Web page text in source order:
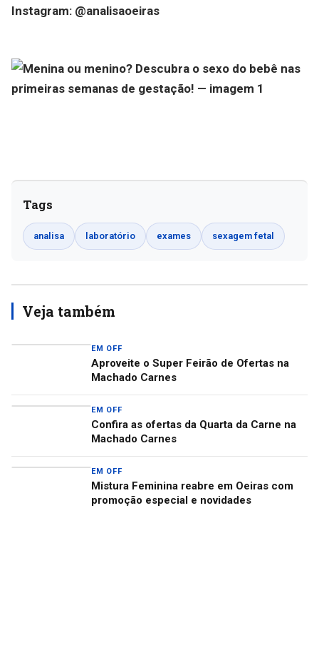
Instagram: @analisaoeiras
Tags
analisa laboratório exames sexagem fetal
Veja também
EM OFF
Aproveite o Super Feirão de Ofertas na
Machado Carnes
EM OFF
Confira as ofertas da Quarta da Carne na
Machado Carnes
EM OFF
Mistura Feminina reabre em Oeiras com
promoção especial e novidades